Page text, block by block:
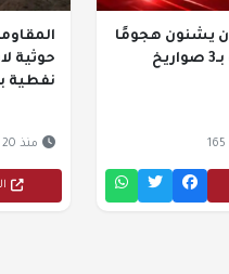
يشنون هجومًا
جديدًا على مأرب بـ3 صواريخ
165
حوثية
نفطية
منذ 20 دقيقة